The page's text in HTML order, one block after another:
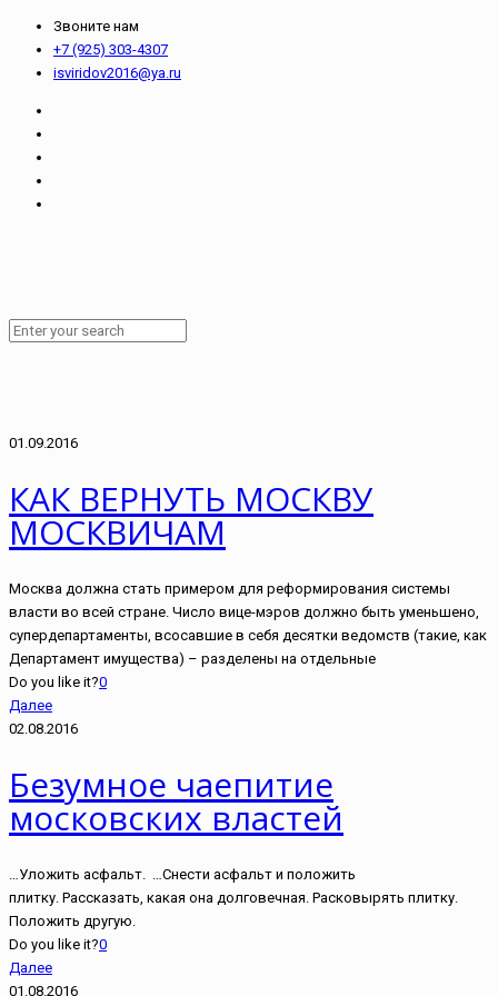
Звоните нам
+7 (925) 303-4307
isviridov2016@ya.ru
01.09.2016
КАК ВЕРНУТЬ МОСКВУ
МОСКВИЧАМ
Москва должна стать примером для реформирования системы
власти во всей стране. Число вице-мэров должно быть уменьшено,
супердепартаменты, всосавшие в себя десятки ведомств (такие, как
Департамент имущества) – разделены на отдельные
Do you like it?0
Далее
02.08.2016
Безумное чаепитие
московских властей
…Уложить асфальт. …Снести асфальт и положить
плитку. Рассказать, какая она долговечная. Расковырять плитку.
Положить другую.
Do you like it?0
Далее
01.08.2016